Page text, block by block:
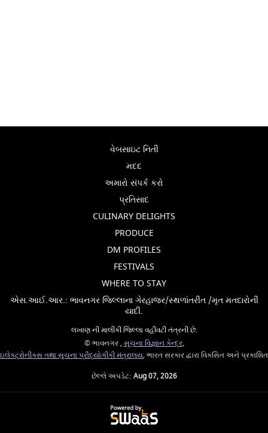
વેબસાઇટ નિતી
મદદ
અમારો સંપર્ક કરો
પ્રતિસાદ
CULINARY DELIGHTS
PRODUCE
DM PROFILES
FESTIVALS
WHERE TO STAY
એસ.આઈ.આર.: ભાવનગર જિલ્લાના ગેરહાજર/સ્થળાંતરીત /મૃત મતદારોની
યાદી.
લખાણ ની માલીકી જિલ્લા વહીવટી તંત્રની છે.
© ભાવનગર , સૂચના વિજ્ઞાન કેન્દ્ર,
ઇલેક્ટ્રોનીક્સ તથા સુચના પ્રૌદ્યોગીકી મંત્રાલય, ભારત સરકાર દ્વારા વિકસિત અને પ્રકાશિત
છેલ્લે અપડેટ: Aug 07, 2026